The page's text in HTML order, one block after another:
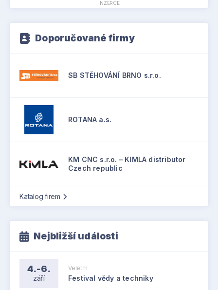
INZERCE
Doporučované firmy
SB STĚHOVÁNÍ BRNO s.r.o.
ROTANA a.s.
KM CNC s.r.o. – KIMLA distributor
Czech republic
Katalog firem
Nejbližší události
4.-6.
září
Veletrh
Festival vědy a techniky